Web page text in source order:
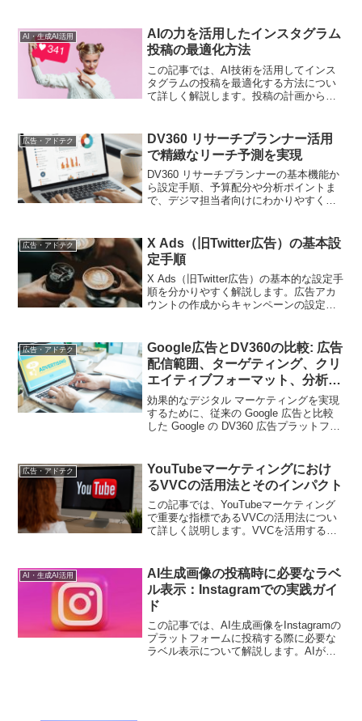
AI・生成AI活用
AIの力を活用したインスタグラム
投稿の最適化方法
この記事では、AI技術を活用してインス
タグラムの投稿を最適化する方法につい
て詳しく解説します。投稿の計画から実
広告・アドテク
DV360 リサーチプランナー活用
で精緻なリーチ予測を実現
DV360 リサーチプランナーの基本機能か
ら設定手順、予算配分や分析ポイントま
で、デジマ担当者向けにわかりやすく解
広告・アドテク
X Ads（旧Twitter広告）の基本設
定手順
X Ads（旧Twitter広告）の基本的な設定手
順を分かりやすく解説します。広告アカ
ウントの作成からキャンペーンの設定ま
広告・アドテク
Google広告とDV360の比較: 広告
配信範囲、ターゲティング、クリ
エイティブフォーマット、分析機
能の視点から
効果的なデジタル マーケティングを実現
するために、従来の Google 広告と比較
した Google の DV360 広告プラットフォ
広告・アドテク
YouTubeマーケティングにおけ
るVVCの活用法とそのインパクト
この記事では、YouTubeマーケティング
で重要な指標であるVVCの活用法につい
て詳しく説明します。VVCを活用するこ
役立てます。
AI・生成AI活用
AI生成画像の投稿時に必要なラベ
ル表示：Instagramでの実践ガイ
ド
この記事では、AI生成画像をInstagramの
プラットフォームに投稿する際に必要な
ラベル表示について解説します。AIが生